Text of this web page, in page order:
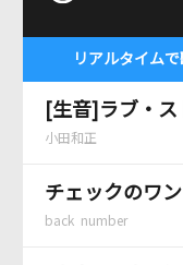
リアルタイム
[生音]ラブ・
小田和正
チェックのワ
back number